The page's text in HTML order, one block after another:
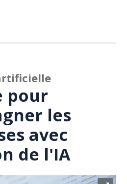
pour
les
avec
de l'IA